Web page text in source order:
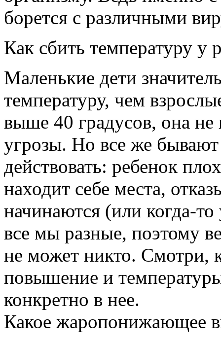
борется с различными
Как сбить температуру у
Маленькие дети
температуру, чем
выше 40 градусов, она не
угрозы. Но все же
действовать: ребенок
находит себе места,
начинаются (или когда-
все мы разные, поэтому
не может никто. Смотри,
повышение и температуры
конкретно в нее.
Какое жаропонижающее